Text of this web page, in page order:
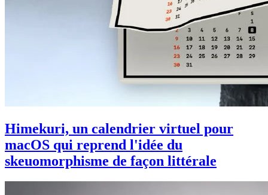
Himekuri, un calendrier virtuel pour
macOS qui reprend l'idée du
skeuomorphisme de façon littérale